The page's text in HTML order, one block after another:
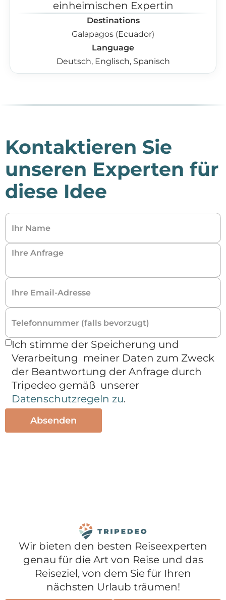
einheimischen Expertin
Destinations
Galapagos (Ecuador)
Language
Deutsch, Englisch, Spanisch
Kontaktieren Sie
unseren Experten für
diese Idee
Ich stimme der Speicherung und
Verarbeitung meiner Daten zum Zweck
der Beantwortung der Anfrage durch
Tripedeo gemäß unserer
Datenschutzregeln zu.
Wir bieten den besten Reiseexperten
genau für die Art von Reise und das
Reiseziel, von dem Sie für Ihren
nächsten Urlaub träumen!